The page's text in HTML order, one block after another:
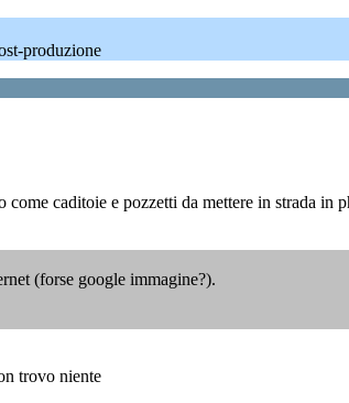
produzione
caditoie e pozzetti da mettere in strada in
(forse google immagine?).
trovo niente